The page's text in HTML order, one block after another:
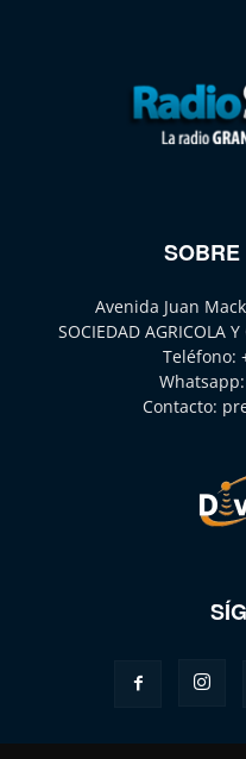
Avenida Juan
SOCIEDAD AGRICOLA
Teléfono:
Whatsapp:
Contacto: